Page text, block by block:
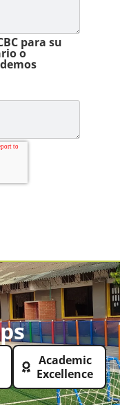
para su
o
Academic
Excellence